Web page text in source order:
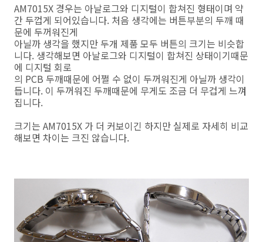
AM7015X 경우는 아날로그와 디지털이 합쳐진 형태이며 약
간 두껍게 되어있습니다. 처음 생각에는 버튼부분의 두깨 때
문에 두꺼워진게
아닐까 생각을 했지만 두개 제품 모두 버튼의 크기는 비슷합
니다. 생각해보면 아날로그와 디지털이 합쳐진 상태이기때문
에 디지털 회로
의 PCB 두깨때문에 어쩔 수 없이 두꺼워진게 아닐까 생각이
듭니다. 이 두꺼워진 두깨때문에 무게도 조금 더 무겁게 느껴
집니다.
크기는 AM7015X 가 더 커보이긴 하지만 실제로 자세히 비교
해보면 차이는 크진 않습니다.